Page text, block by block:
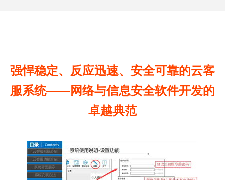
强悍稳定、反应迅速、安全可靠的云客
服系统——网络与信息安全软件开发的
卓越典范